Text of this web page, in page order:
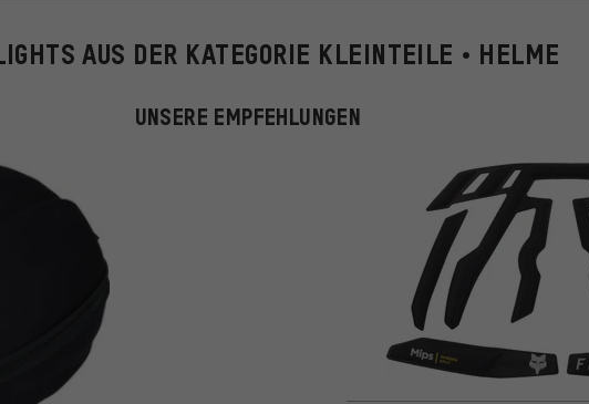
AUS DER KATEGORIE KLEINTEILE • HELME
UNSERE EMPFEHLUNGEN